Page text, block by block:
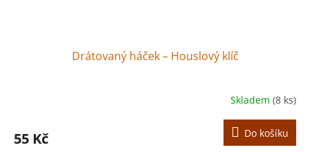
Drátovaný háček – Houslový klíč
Skladem (8 ks)
55 Kč Do košíku